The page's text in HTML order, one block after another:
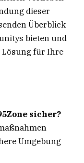
dieser
Überblick
bieten und
Lösung für Ihre
sicher?
Umgebung